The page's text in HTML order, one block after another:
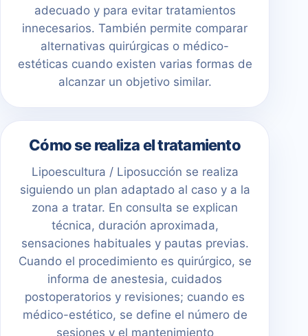
adecuado y para evitar tratamientos
innecesarios. También permite comparar
alternativas quirúrgicas o médico-
estéticas cuando existen varias formas de
alcanzar un objetivo similar.
Cómo se realiza el tratamiento
Lipoescultura / Liposucción se realiza
siguiendo un plan adaptado al caso y a la
zona a tratar. En consulta se explican
técnica, duración aproximada,
sensaciones habituales y pautas previas.
Cuando el procedimiento es quirúrgico, se
informa de anestesia, cuidados
postoperatorios y revisiones; cuando es
médico-estético, se define el número de
sesiones y el mantenimiento